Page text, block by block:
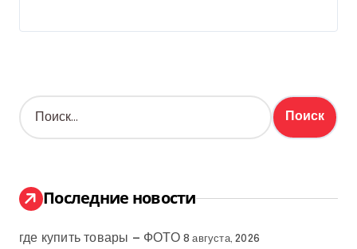
Н
а
:
Последние новости
где купить товары — ФОТО 8 августа, 2026